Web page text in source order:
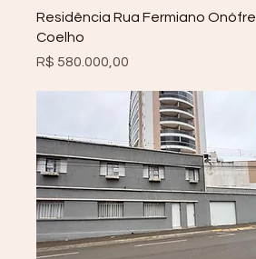
Residência Rua Fermiano Onófre
Coelho
Preço
R$ 580.000,00